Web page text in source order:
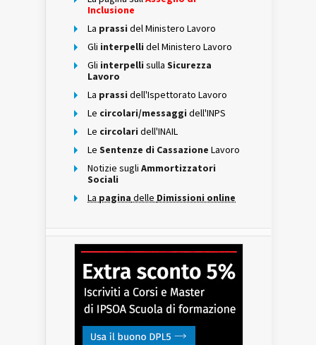
Inclusione
La prassi del Ministero Lavoro
Gli interpelli del Ministero Lavoro
Gli interpelli sulla Sicurezza
Lavoro
La prassi dell'Ispettorato Lavoro
Le circolari/messaggi dell'INPS
Le circolari dell'INAIL
Le Sentenze di Cassazione Lavoro
Notizie sugli Ammortizzatori
Sociali
La pagina delle Dimissioni online